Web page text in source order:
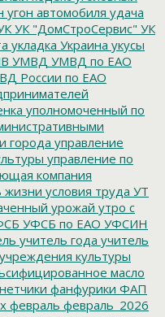
угон автомобиля удача
УК "ДомСтроСервис" УК
укладка Украина укусы
УМВД УМВД по ЕАО
России по ЕАО
уполномоченный по
города управление
управление по
компания
жизни условия труда УТ
урожай утро с
УФСБ по ЕАО УФСИН
учитель года учитель
учреждения культуры
масло
фанфурики ФАП
февраль февраль_2026